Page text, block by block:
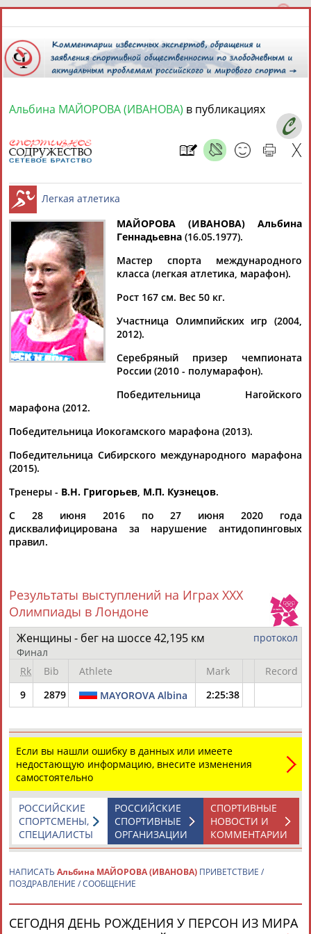
7 августа 2026 года, 11:33
СПОРТСМЕНЫ, ТРЕНЕРЫ И СПЕЦИАЛИСТЫ
Найдено: 13181персон
Аслаудин
АБАЕВ
Елена
АБАИМОВА
Мария
АБАКУМОВА
Тамилла
Рамазан
Ростом
Флюра
АББАТЕ-
Татьяна
Акжана
Артур
АБДРАХМАНОВАБДРАХМАНОВААБДУВАЛИЕВ
АБДУЛАЕВ
Рамазан
АБДУЛАЕВ
Тагир
АБДУЛАЕВ
Камиль
АБДУЛАЗИЗОВ
Загалав
АБДУЛБЕКОВ
Камалудин
Абдула
Альбина МАЙОРОВА (ИВАНОВА) в публикациях
Легкая атлетика
МАЙОРОВА (ИВАНОВА) Альбина
Геннадьевна (16.05.1977).
Мастер спорта международного
класса (легкая атлетика, марафон).
Рост 167 см. Вес 50 кг.
Участница Олимпийских игр (2004,
2012).
Серебряный призер чемпионата
России (2010 - полумарафон).
Победительница Нагойского
марафона (2012.
Победительница Иокогамского марафона (2013).
Победительница Сибирского международного марафона
(2015).
Тренеры - В.Н. Григорьев, М.П. Кузнецов.
С 28 июня 2016 по 27 июня 2020 года
дисквалифицирована за нарушение антидопинговых
правил.
Результаты выступлений на Играх XXX
Олимпиады в Лондоне
протокол
Женщины - бег на шоссе 42,195 км
Финал
Rk
Bib Athlete Mark
Record
9
2879 MAYOROVA Albina 2:25:38
Если вы нашли ошибку в данных или имеете
недостающую информацию, внесите изменения
самостоятельно
СПОРТИВНЫЕ
НОВОСТИ И
КОММЕНТАРИИ
РОССИЙСКИЕ
СПОРТИВНЫЕ
ОРГАНИЗАЦИИ
РОССИЙСКИЕ
СПОРТСМЕНЫ,
СПЕЦИАЛИСТЫ
НАПИСАТЬ Альбина МАЙОРОВА (ИВАНОВА) ПРИВЕТСТВИЕ /
ПОЗДРАВЛЕНИЕ / СООБЩЕНИЕ
СЕГОДНЯ ДЕНЬ РОЖДЕНИЯ У ПЕРСОН ИЗ МИРА